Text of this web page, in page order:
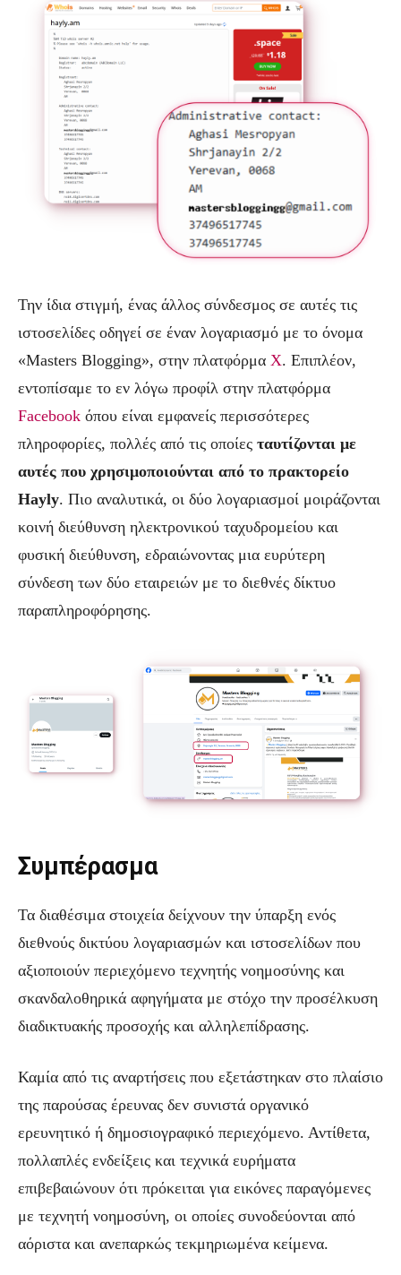
Την ίδια στιγμή, ένας άλλος σύνδεσμος σε αυτές τις
ιστοσελίδες οδηγεί σε έναν λογαριασμό με το όνομα
«Masters Blogging», στην πλατφόρμα X. Επιπλέον,
εντοπίσαμε το εν λόγω προφίλ στην πλατφόρμα
Facebook όπου είναι εμφανείς περισσότερες
πληροφορίες, πολλές από τις οποίες ταυτίζονται με
αυτές που χρησιμοποιούνται από το πρακτορείο
Hayly. Πιο αναλυτικά, οι δύο λογαριασμοί μοιράζονται
κοινή διεύθυνση ηλεκτρονικού ταχυδρομείου και
φυσική διεύθυνση, εδραιώνοντας μια ευρύτερη
σύνδεση των δύο εταιρειών με το διεθνές δίκτυο
παραπληροφόρησης.
Συμπέρασμα
Τα διαθέσιμα στοιχεία δείχνουν την ύπαρξη ενός
διεθνούς δικτύου λογαριασμών και ιστοσελίδων που
αξιοποιούν περιεχόμενο τεχνητής νοημοσύνης και
σκανδαλοθηρικά αφηγήματα με στόχο την προσέλκυση
διαδικτυακής προσοχής και αλληλεπίδρασης.
Καμία από τις αναρτήσεις που εξετάστηκαν στο πλαίσιο
της παρούσας έρευνας δεν συνιστά οργανικό
ερευνητικό ή δημοσιογραφικό περιεχόμενο. Αντίθετα,
πολλαπλές ενδείξεις και τεχνικά ευρήματα
επιβεβαιώνουν ότι πρόκειται για εικόνες παραγόμενες
με τεχνητή νοημοσύνη, οι οποίες συνοδεύονται από
αόριστα και ανεπαρκώς τεκμηριωμένα κείμενα.